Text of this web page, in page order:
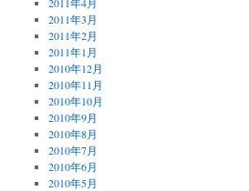
2011年3月
2011年2月
2011年1月
2010年12月
2010年11月
2010年10月
2010年9月
2010年8月
2010年7月
2010年6月
2010年5月